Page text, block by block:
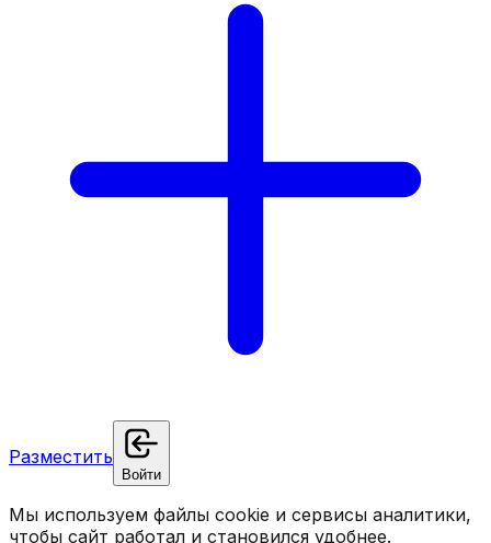
Разместить
Войти
Мы используем файлы cookie и сервисы аналитики,
чтобы сайт работал и становился удобнее.